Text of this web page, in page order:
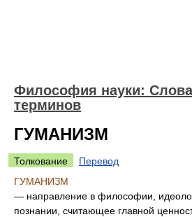
Философия науки:
терминов
ГУМАНИЗМ
Толкование
Перевод
ГУМАНИЗМ
— направление в философии,
познании, считающее главной